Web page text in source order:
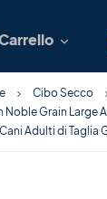
Cibo Secco
Grain Large
Adulti di Taglia